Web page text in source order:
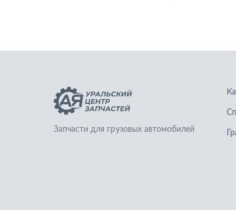
Запчасти для грузовых автомобилей